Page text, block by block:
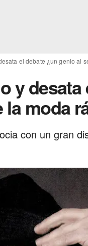
el debate ¿un genio al
y
moda
con un gran